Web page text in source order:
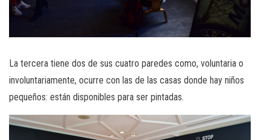
La tercera tiene dos de sus cuatro paredes como, voluntaria o
involuntariamente, ocurre con las de las casas donde hay niños
pequeños: están disponibles para ser pintadas.